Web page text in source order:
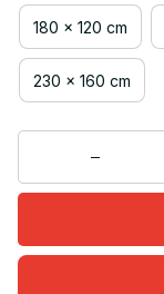
180 x 120 cm
230 x 160 cm